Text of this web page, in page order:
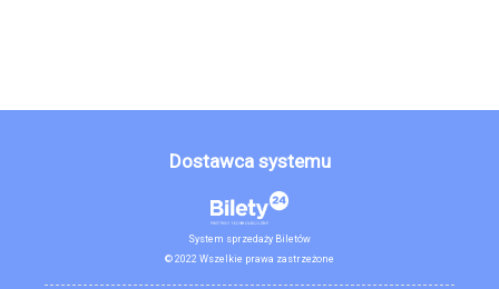
Dostawca systemu
System sprzedaży Biletów
© 2022 Wszelkie prawa zastrzeżone